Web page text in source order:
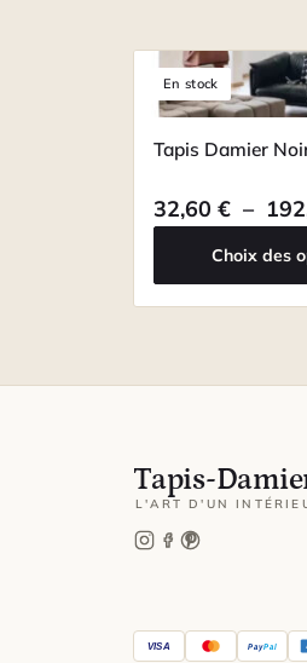
En stock
Tapis Damier
32,60 € –
Choix des
Tapis-
L'ART D'UN
VISA PayPal